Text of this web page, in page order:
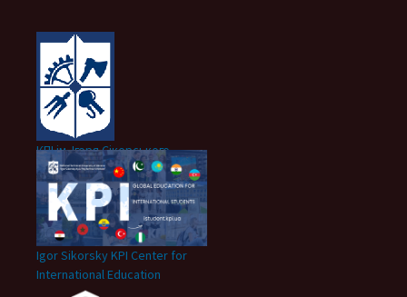
КПІ ім. Ігоря Сікорського
Igor Sikorsky KPI Center for
International Education